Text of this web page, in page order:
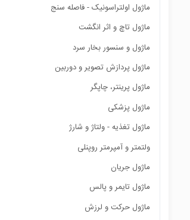
ماژول اولتراسونیک - فاصله سنج
ماژول تاچ و اثر انگشت
ماژول و سنسور بخار سرد
ماژول پردازش تصویر و دوربین
ماژول پرینتر، چاپگر
ماژول پزشکی
ماژول تغذیه - ولتاژ و شارژ
ولتمتر و آمپرمتر روپنلی
ماژول جریان
ماژول تایمر و پالس
ماژول حرکت و لرزش